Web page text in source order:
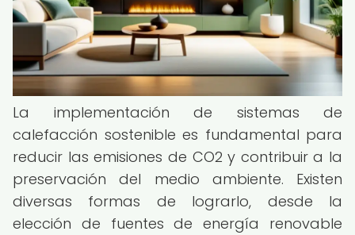
La implementación de sistemas de
calefacción sostenible es fundamental para
reducir las emisiones de CO2 y contribuir a la
preservación del medio ambiente. Existen
diversas formas de lograrlo, desde la
elección de fuentes de energía renovable